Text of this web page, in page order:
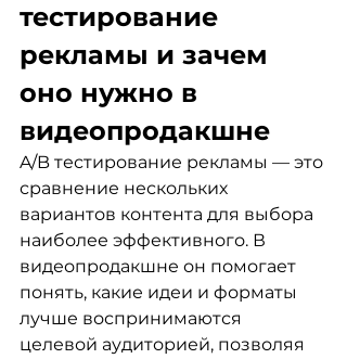
тестирование
рекламы и зачем
оно нужно в
видеопродакшне
A/B тестирование рекламы — это
сравнение нескольких
вариантов контента для выбора
наиболее эффективного. В
видеопродакшне он помогает
понять, какие идеи и форматы
лучше воспринимаются
целевой аудиторией, позволяя